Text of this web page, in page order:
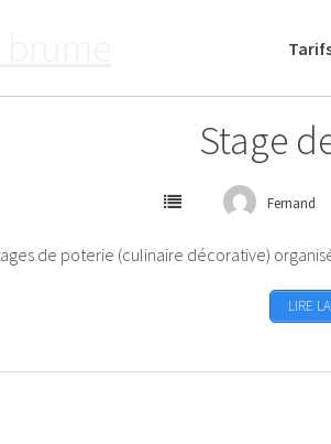
Stage
Fernand
de poterie (culinaire décorative)
LIRE